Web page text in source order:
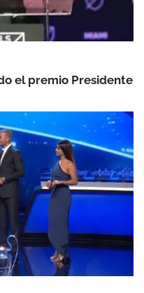
el premio Presidente